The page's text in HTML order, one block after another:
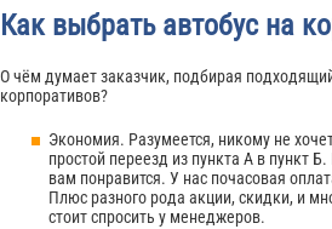
Как выбрать автобус на
О чём думает заказчик, подбирая
корпоративов?
Экономия. Разумеется, никому не
простой переезд из пункта А в пункт
вам понравится. У нас почасовая
Плюс разного рода акции, скидки, и
стоит спросить у менеджеров.